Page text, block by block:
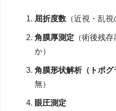
屈折度数 （近視・乱
角膜厚測定 （術後残
か）
角膜形状解析（トポグ
無）
眼圧測定